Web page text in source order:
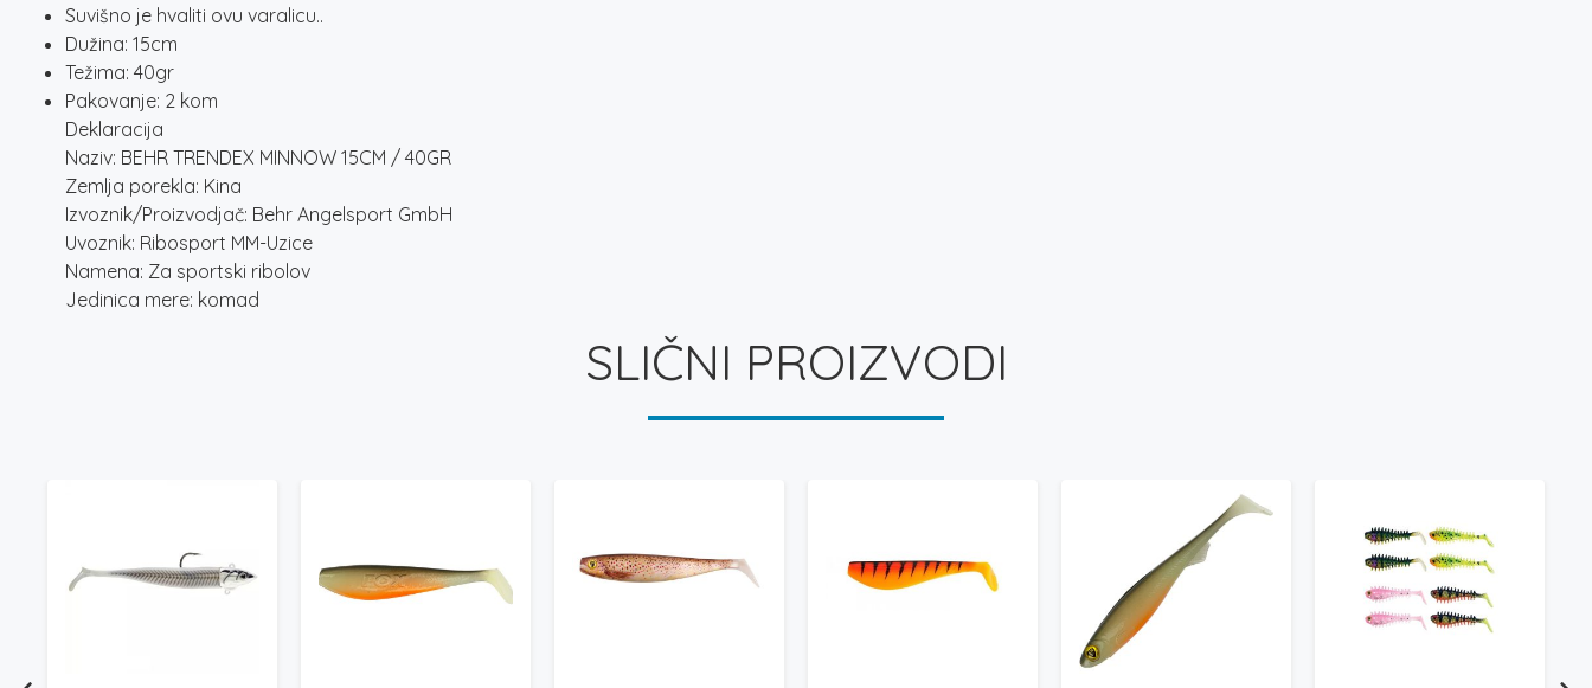
Suvišno je hvaliti ovu varalicu..
Dužina: 15cm
Težima: 40gr
Pakovanje: 2 kom
Deklaracija
Naziv: BEHR TRENDEX MINNOW 15CM / 40GR
Zemlja porekla: Kina
Izvoznik/Proizvodjač: Behr Angelsport GmbH
Uvoznik: Ribosport MM-Uzice
Namena: Za sportski ribolov
Jedinica mere: komad
SLIČNI PROIZVODI